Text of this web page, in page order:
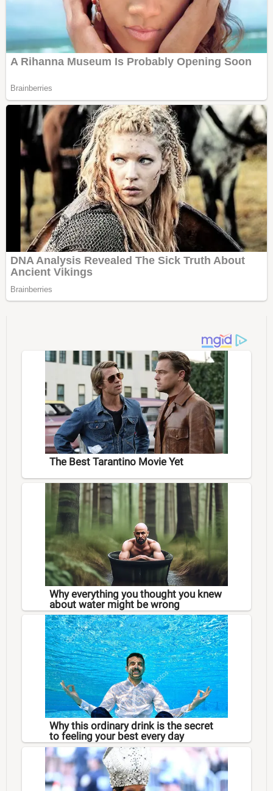
The Best Tarantino Movie Yet
Why everything you thought you knew
about water might be wrong
Why this ordinary drink is the secret
to feeling your best every day